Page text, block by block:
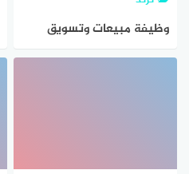
وظيفة مبيعات وتسويق
للرجال والنساء براتب 7000